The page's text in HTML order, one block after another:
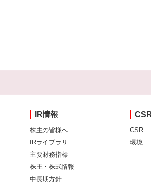
IR情報
株主の皆様へ
IRライブラリ
主要財務指標
株主・株式情報
中長期方針
CSR
環境